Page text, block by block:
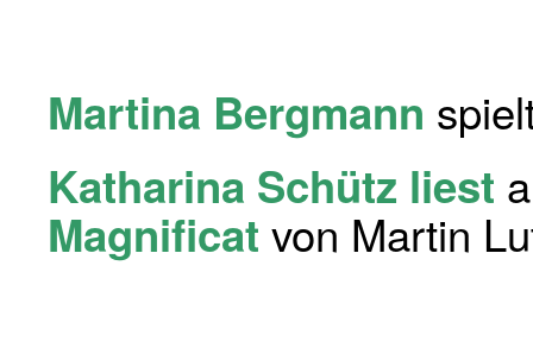
Martina Bergmann
Katharina Schütz liest
Magnificat von Martin